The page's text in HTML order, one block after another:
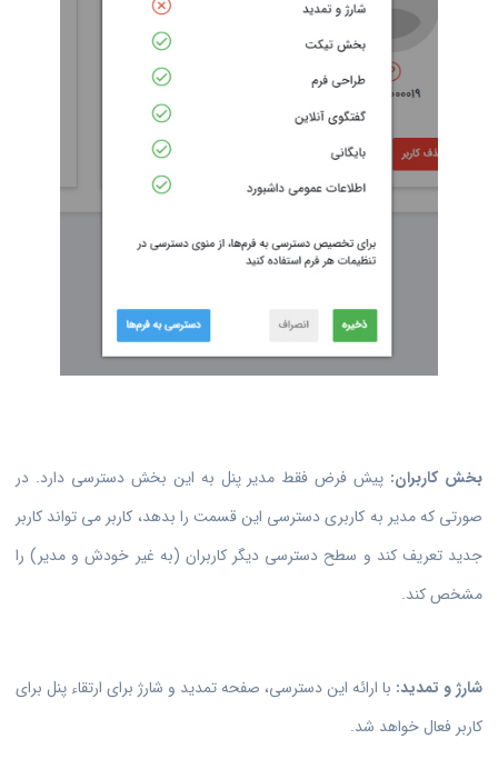
بخش کاربران: پیش فرض فقط مدیر پنل به این بخش دسترسی دارد. در
صورتی که مدیر به کاربری دسترسی این قسمت را بدهد، کاربر می تواند کاربر
جدید تعریف کند و سطح دسترسی دیگر کاربران (به غیر خودش و مدیر) را
مشخص کند.
شارژ و تمدید: با ارائه این دسترسی، صفحه تمدید و شارژ برای ارتقاء پنل برای
کاربر فعال خواهد شد.